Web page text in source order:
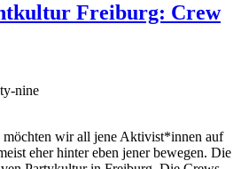
Freiburg: Crew
nine
wir all jene Aktivist*innen auf
eher hinter eben jener bewegen. Die